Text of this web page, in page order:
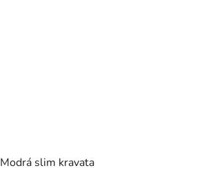
Modrá slim kravata